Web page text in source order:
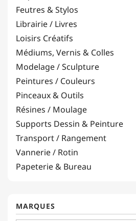
Feutres & Stylos
Librairie / Livres
Loisirs Créatifs
Médiums, Vernis & Colles
Modelage / Sculpture
Peintures / Couleurs
Pinceaux & Outils
Résines / Moulage
Supports Dessin & Peinture
Transport / Rangement
Vannerie / Rotin
Papeterie & Bureau
MARQUES